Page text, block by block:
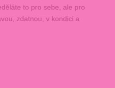
to pro sebe, ale pro
zdatnou, v kondici a